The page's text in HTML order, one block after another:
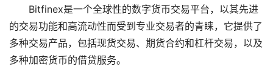
Bitfinex是一个全球性的数字货币交易平台，以其先进
的交易功能和高流动性而受到专业交易者的青睐，它提供了
多种交易产品，包括现货交易、期货合约和杠杆交易，以及
多种加密货币的借贷服务。